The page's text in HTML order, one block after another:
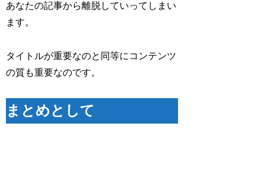
あなたの記事から離脱していってしまい
ます。
タイトルが重要なのと同等にコンテンツ
の質も重要なのです。
まとめとして